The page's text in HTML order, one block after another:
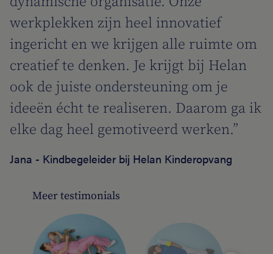
werkplekken zijn heel innovatief
ingericht en we krijgen alle ruimte om
creatief te denken. Je krijgt bij Helan
ook de juiste ondersteuning om je
ideeën écht te realiseren. Daarom ga ik
elke dag heel gemotiveerd werken.”
Jana - Kindbegeleider bij Helan Kinderopvang
Meer testimonials